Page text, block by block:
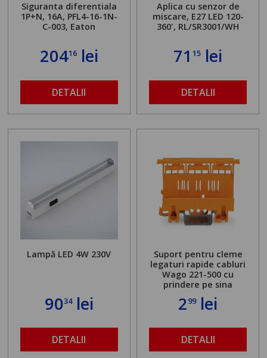
Siguranta diferentiala
1P+N, 16A, PFL4-16-1N-
C-003, Eaton
20416lei
DETALII
Aplica cu senzor de
miscare, E27 LED 120-
360', RL/SR3001/WH
7115 lei
DETALII
Lampă LED 4W 230V
9034lei
DETALII
Suport pentru cleme
legaturi rapide cabluri
Wago 221-500 cu
prindere pe sina
299lei
DETALII